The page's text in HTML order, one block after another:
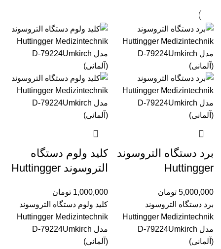
برد دستگاه التروسوند
Huttingger
D-79224Umkirch
(آلمانی)
5,000,000 تومان
برد دستگاه التروسوند
Huttingger Medizintechnik
مدل D-79224Umkirch
(آلمانی)
کلید ولوم دستگاه
التروسوند Huttingger
D-79224Umkirch
(آلمانی)
1,000,000 تومان
کلید ولوم دستگاه التروسوند
Huttingger Medizintechnik
مدل D-79224Umkirch
(آلمانی)